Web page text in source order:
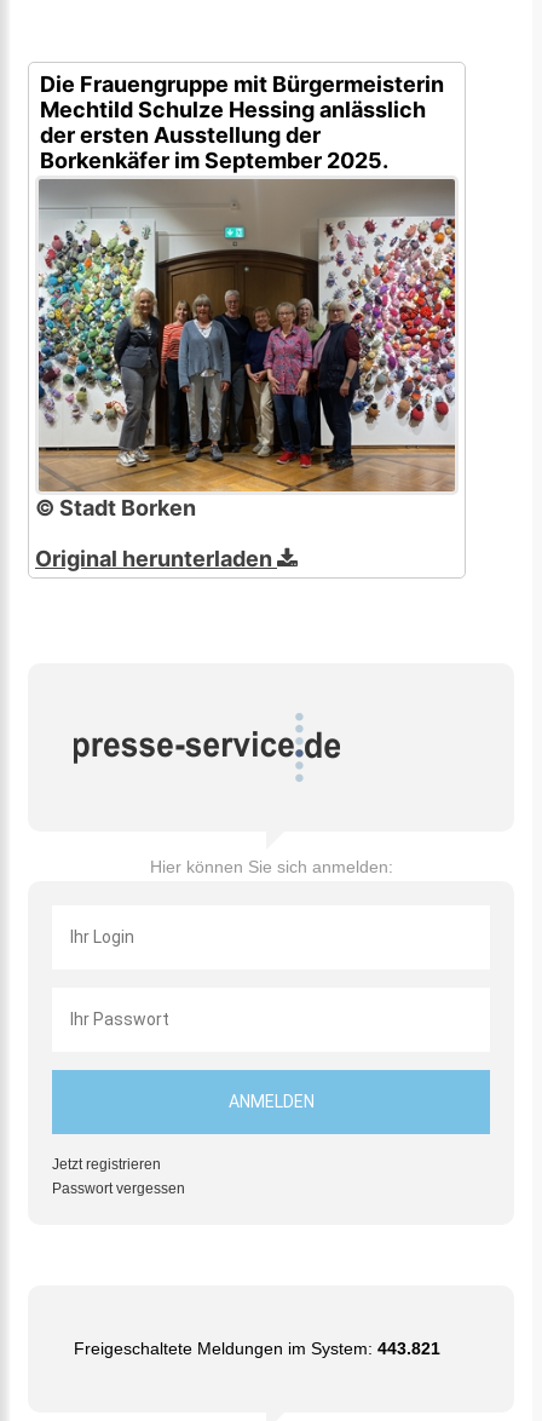
Die Frauengruppe mit Bürgermeisterin
Mechtild Schulze Hessing anlässlich
der ersten Ausstellung der
Borkenkäfer im September 2025.
© Stadt Borken
Original herunterladen
Hier können Sie sich anmelden:
Jetzt registrieren
Passwort vergessen
Freigeschaltete Meldungen im System: 443.821